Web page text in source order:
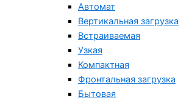
Автомат
Вертикальная загрузка
Встраиваемая
Узкая
Компактная
Фронтальная загрузка
Бытовая